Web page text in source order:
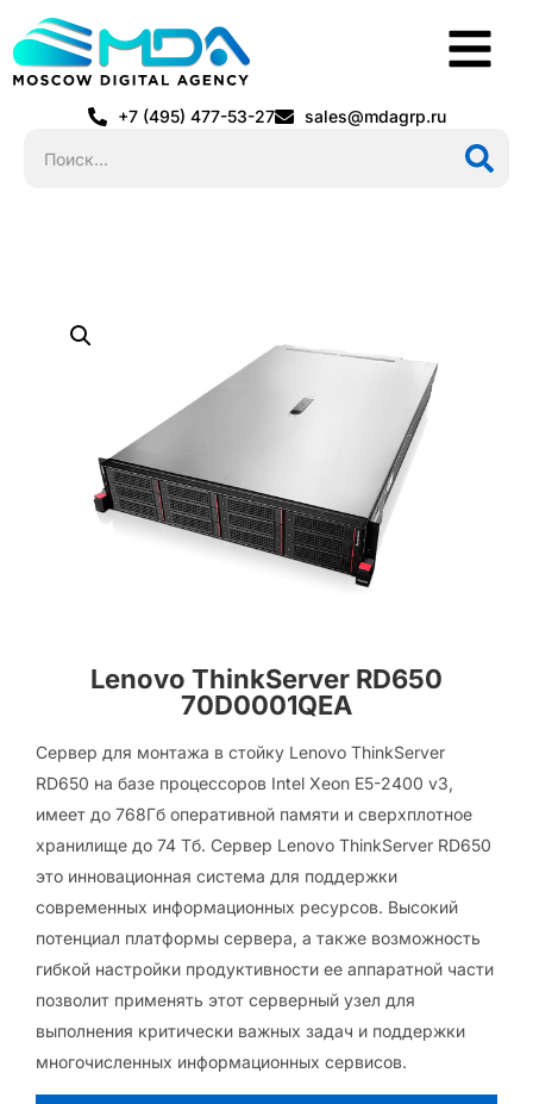
+7 (495) 477-53-27 sales@mdagrp.ru
Lenovo ThinkServer RD650
70D0001QEA
Сервер для монтажа в стойку Lenovo ThinkServer
RD650 на базе процессоров Intel Xeon E5-2400 v3,
имеет до 768Гб оперативной памяти и сверхплотное
хранилище до 74 Тб. Сервер Lenovo ThinkServer RD650
это инновационная система для поддержки
современных информационных ресурсов. Высокий
потенциал платформы сервера, а также возможность
гибкой настройки продуктивности ее аппаратной части
позволит применять этот серверный узел для
выполнения критически важных задач и поддержки
многочисленных информационных сервисов.